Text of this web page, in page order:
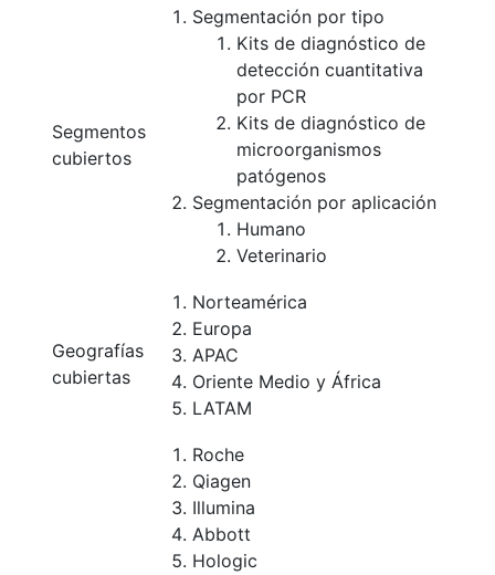
Segmentos
cubiertos
Segmentación por tipo
Kits de diagnóstico de
detección cuantitativa
por PCR
Kits de diagnóstico de
microorganismos
patógenos
Segmentación por aplicación
Humano
Veterinario
Geografías
cubiertas
Norteamérica
Europa
APAC
Oriente Medio y África
LATAM
Roche
Qiagen
Illumina
Abbott
Hologic